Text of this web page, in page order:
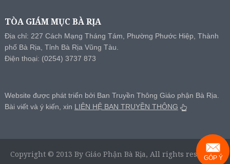
TÒA GIÁM MỤC BÀ RỊA
Địa chỉ: 227 Cách Mạng Tháng Tám, Phường Phước Hiệp, Thành
phố Bà Rịa, Tỉnh Bà Rịa Vũng Tàu.
Điện thoại: (0254) 3737 873
Website được phát triển bởi Ban Truyền Thông Giáo phận Bà Rịa.
Bài viết và ý kiến, xin LIÊN HỆ BAN TRUYỀN THÔNG
Copyright © 2013 By Giáo Phận Bà Rịa, All rights reserved.
GÓP Ý